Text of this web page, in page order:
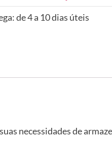
de 4 a 10 dias úteis
necessidades de